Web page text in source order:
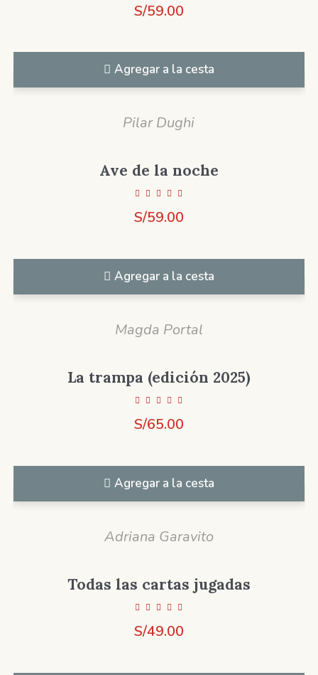
S/59.00
Agregar a la cesta
Pilar Dughi
Ave de la noche
S/59.00
Agregar a la cesta
Magda Portal
La trampa (edición 2025)
S/65.00
Agregar a la cesta
Adriana Garavito
Todas las cartas jugadas
S/49.00